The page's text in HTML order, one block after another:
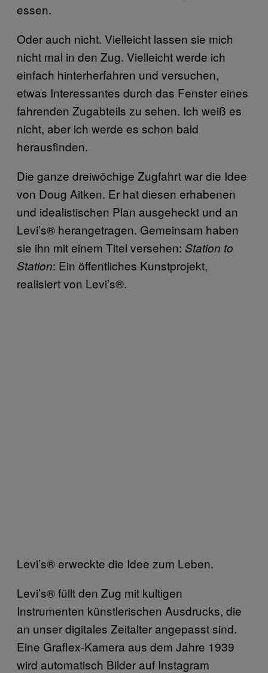
essen.
Oder auch nicht. Vielleicht lassen sie mich
nicht mal in den Zug. Vielleicht werde ich
einfach hinterherfahren und versuchen,
etwas Interessantes durch das Fenster eines
fahrenden Zugabteils zu sehen. Ich weiß es
nicht, aber ich werde es schon bald
herausfinden.
Die ganze dreiwöchige Zugfahrt war die Idee
von Doug Aitken. Er hat diesen erhabenen
und idealistischen Plan ausgeheckt und an
Levi’s® herangetragen. Gemeinsam haben
sie ihn mit einem Titel versehen: Station to
Station: Ein öffentliches Kunstprojekt,
realisiert von Levi’s®.
Levi’s® erweckte die Idee zum Leben.
Levi’s® füllt den Zug mit kultigen
Instrumenten künstlerischen Ausdrucks, die
an unser digitales Zeitalter angepasst sind.
Eine Graflex-Kamera aus dem Jahre 1939
wird automatisch Bilder auf Instagram